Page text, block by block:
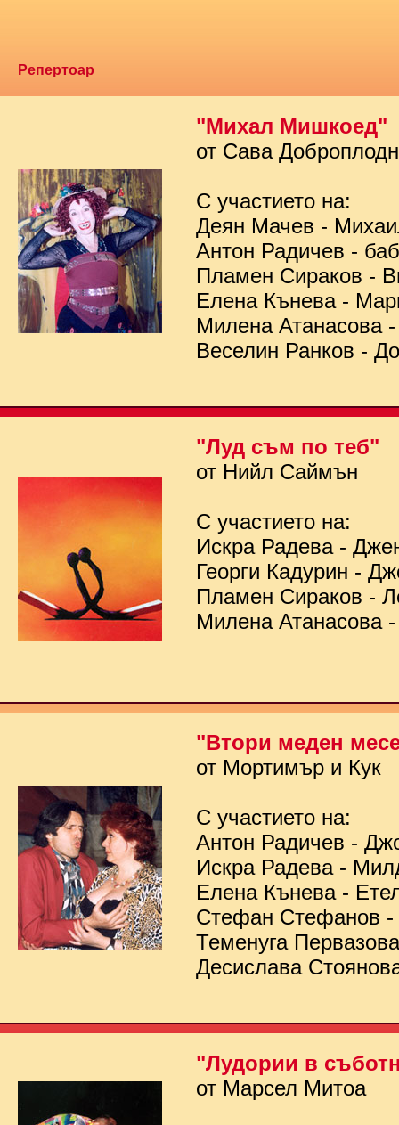
Репертоар
"Михал Мишкоед"
от Сава
С участието на:
Деян Мачев -
Антон Радичев -
Пламен Сираков -
Елена Кънева -
Милена Атанасова
Веселин Ранков -
"Луд съм по теб"
от Нийл Саймън
С участието на:
Искра Радева -
Георги Кадурин -
Пламен Сираков -
Милена Атанасова
"Втори меден
от Мортимър и Кук
С участието на:
Антон Радичев -
Искра Радева -
Елена Кънева -
Стефан Стефанов
Теменуга
Десислава
"Лудории в
от Марсел Митоа